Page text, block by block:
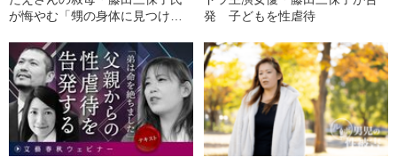
が悔やむ「甥の身体に見つけた
発 子どもを性虐待